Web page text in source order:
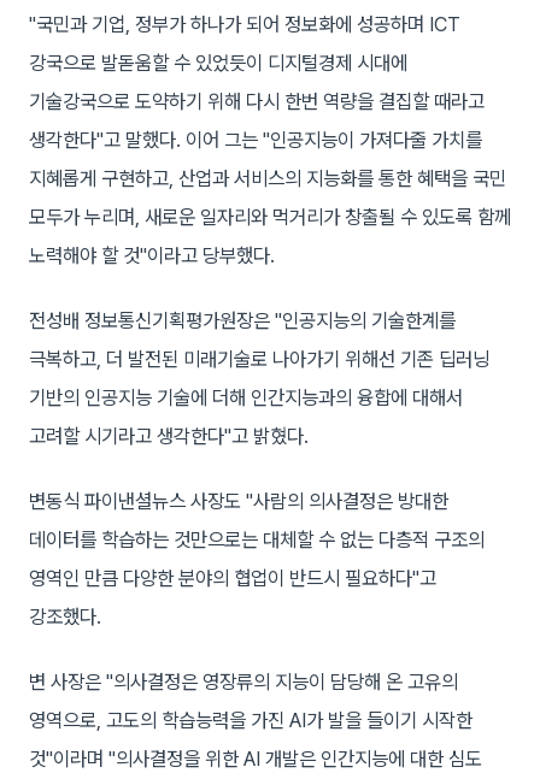
"국민과 기업, 정부가 하나가 되어 정보화에 성공하며 ICT
강국으로 발돋움할 수 있었듯이 디지털경제 시대에
기술강국으로 도약하기 위해 다시 한번 역량을 결집할 때라고
생각한다"고 말했다. 이어 그는 "인공지능이 가져다줄 가치를
지혜롭게 구현하고, 산업과 서비스의 지능화를 통한 혜택을 국민
모두가 누리며, 새로운 일자리와 먹거리가 창출될 수 있도록 함께
노력해야 할 것"이라고 당부했다.
전성배 정보통신기획평가원장은 "인공지능의 기술한계를
극복하고, 더 발전된 미래기술로 나아가기 위해선 기존 딥러닝
기반의 인공지능 기술에 더해 인간지능과의 융합에 대해서
고려할 시기라고 생각한다"고 밝혔다.
변동식 파이낸셜뉴스 사장도 "사람의 의사결정은 방대한
데이터를 학습하는 것만으로는 대체할 수 없는 다층적 구조의
영역인 만큼 다양한 분야의 협업이 반드시 필요하다"고
강조했다.
변 사장은 "의사결정은 영장류의 지능이 담당해 온 고유의
영역으로, 고도의 학습능력을 가진 AI가 발을 들이기 시작한
것"이라며 "의사결정을 위한 AI 개발은 인간지능에 대한 심도